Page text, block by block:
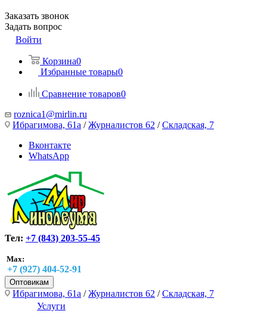
Заказать звонок
Задать вопрос
Войти
Корзина0
Избранные товары0
Сравнение товаров0
roznica1@mirlin.ru
Ибрагимова, 61а /Журналистов 62 /Складская, 7
Вконтакте
WhatsApp
Тел: +7 (843) 203-55-45
Max:
+7 (927) 404-52-91
Оптовикам
Ибрагимова, 61а /Журналистов 62 /Складская, 7
Услуги